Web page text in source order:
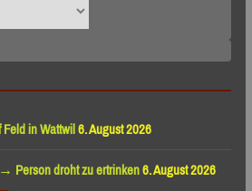
in Wattwil6. August 2026
Person droht zu ertrinken6. August 2026